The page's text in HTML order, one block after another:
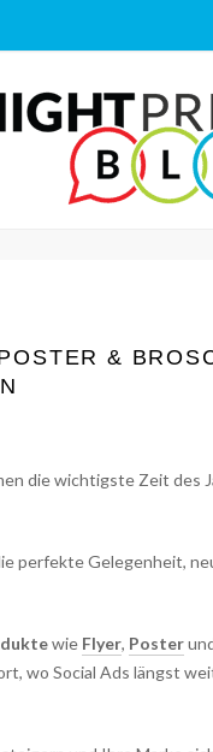
&
die wichtigste Zeit des
perfekte Gelegenheit,
wie Flyer, Poster
wo Social Ads längst